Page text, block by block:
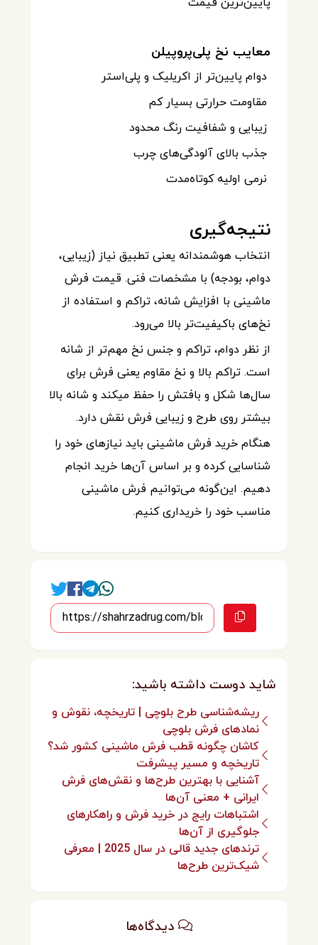
معایب نخ پلی‌پروپیلن
دوام پایین‌تر از اکریلیک و پلی‌استر
مقاومت حرارتی بسیار کم
زیبایی و شفافیت رنگ محدود
جذب بالای آلودگی‌های چرب
نرمی اولیه کوتاه‌مدت
نتیجه‌گیری
انتخاب هوشمندانه یعنی تطبیق نیاز (زیبایی،
دوام، بودجه) با مشخصات فنی. قیمت فرش
ماشینی با افزایش شانه، تراکم و استفاده از
نخ‌های باکیفیت‌تر بالا می‌رود.
از نظر دوام، تراکم و جنس نخ مهم‌تر از شانه
است. تراکم بالا و نخ مقاوم یعنی فرش برای
سال‌ها شکل و بافتش را حفظ می‎کند و شانه بالا
بیشتر روی طرح و زیبایی فرش نقش دارد.
هنگام خرید فرش ماشینی باید نیازهای خود را
شناسایی کرده و بر اساس آن‌ها خرید انجام
دهیم. این‌گونه می‌توانیم فرش ماشینی
مناسب خود را خریداری کنیم.
شاید دوست داشته باشید:
ریشه‌شناسی طرح بلوچی | تاریخچه، نقوش و
نمادهای فرش بلوچی
کاشان چگونه قطب فرش ماشینی کشور شد؟
تاریخچه و مسیر پیشرفت
آشنایی با بهترین طرح‌ها و نقش‌های فرش
ایرانی + معنی آن‌ها
اشتباهات رایج در خرید فرش و راهکارهای
جلوگیری از آن‌ها
ترندهای جدید قالی در سال 2025 | معرفی
شیک‌ترین طرح‌ها
دیدگاه‌ها